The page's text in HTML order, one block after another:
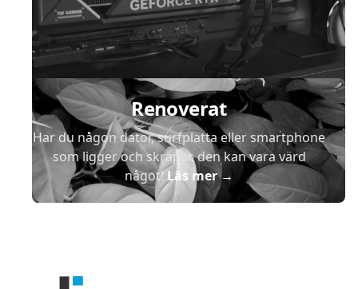
Renoverat
Har du någon dator, surfplatta eller smartphone
som ligger och skräpar, den kan vara värd
något!Läs mer→